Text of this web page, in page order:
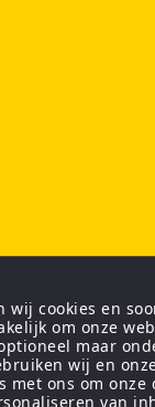
wij cookies en
om onze
maar
wij en
ons om onze
van